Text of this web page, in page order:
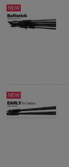
NEW
NEW